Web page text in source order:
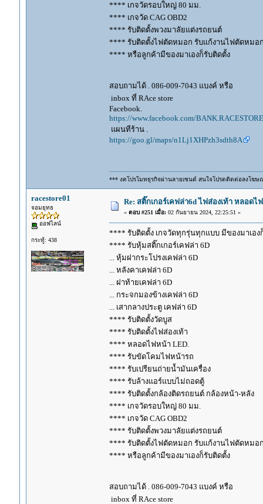
**** เกจวัดรอบใหญ่ 80 มม.
**** เกจวัด CAG OBD2
**** รับติดตั้งพวงมาลัยแต่งรถยนต์
**** รับติดตั้งไฟตัดหมอก รับแก้งานไฟตัดหมอ
**** หรือลูกค้ามีของมาเองก็รับติดตั้ง
สอบถามได้ . 086-009-7043 แบงค์ หรือ
inbox ที่ RAce store
Facebook.
https://www.facebook.com/
แผนทีร้าน .
https://goo.gl/maps/n1Lj1XHPzh3sdth8A
*** งดโปรโมทธุรกิจผ่านลายเซนต์ สนใจโปรดติดต่อลงโฆษ
racestore01
จอมยุทธ
ออฟไลน์
กระทู้: 438
Re: สติ๊กเกอร์เคฟล่า6d ไฟส่องเท้า หลอด
« ตอบ #251 เมื่อ:02 กันยายน 2024, 22:25:51 »
**** รับติดตั้ง เกจวัดทุกรุ่นทุกแบบ มีของมาเอง
**** รับหุ้มสติ๊กเกอร์เคฟล่า 6D
... หุ้มฝากระโปรงเคฟล่า 6D
... หลังคาเคฟล่า 6D
... ฝาท้ายเคฟล่า 6D
... กระจกมองข้างเคฟล่า 6D
... เสากลางประตู เคฟล่า 6D
**** รับติดตั้งวัดบูส
**** รับติดตั้งไฟส่องเท้า
**** หลอดไฟหน้า LED.
**** รับขัดโคมไฟหน้ารถ
**** รับเปรียนถ่ายน้ำมันเครื่อง
**** รับล้างแอร์แบบไม่ถอดตู้
**** รับติดตั้งกล้องติดรถยนต์ กล้องหน้า-หลัง
**** เกจวัดรอบใหญ่ 80 มม.
**** เกจวัด CAG OBD2
**** รับติดตั้งพวงมาลัยแต่งรถยนต์
**** รับติดตั้งไฟตัดหมอก รับแก้งานไฟตัดหมอ
**** หรือลูกค้ามีของมาเองก็รับติดตั้ง
สอบถามได้ . 086-009-7043 แบงค์ หรือ
inbox ที่ RAce store